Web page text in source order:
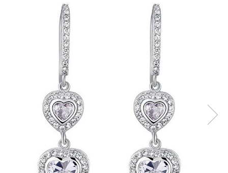
Bijuterii Mirese
Cele mai noi
Cele mai vandute
Cele mai votate
0 Lei - 100 Lei